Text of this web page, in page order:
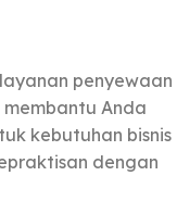
penyewaan
Anda
kebutuhan bisnis
dengan